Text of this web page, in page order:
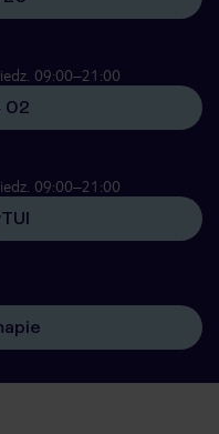
09:00–21:00
02
09:00–21:00